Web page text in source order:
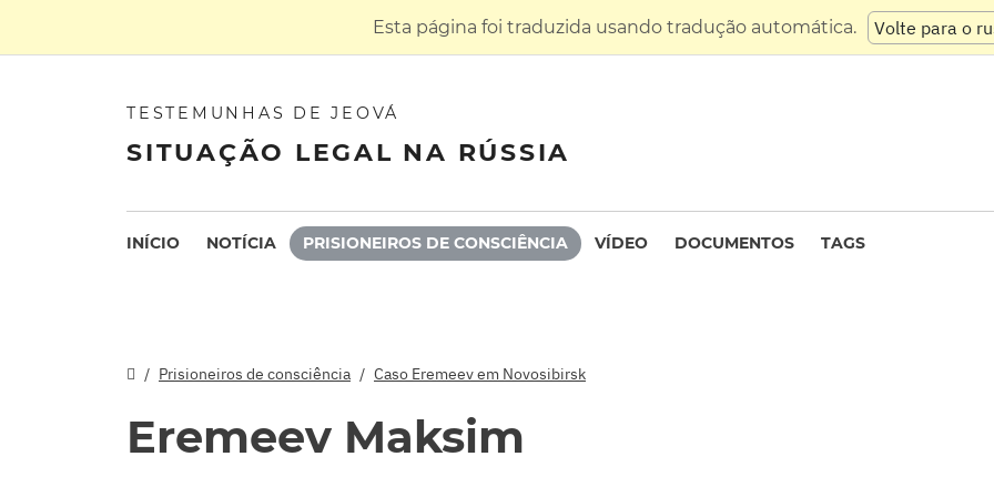
Esta página foi traduzida usando tradução automática. Volte para o
TESTEMUNHAS DE JEOVÁ
SITUAÇÃO LEGAL NA RÚSSIA
INÍCIO NOTÍCIA PRISIONEIROS DE CONSCIÊNCIA VÍDEO DOCUMENTOS TAGS
Prisioneiros de consciência Caso Eremeev em Novosibirsk
Eremeev Maksim